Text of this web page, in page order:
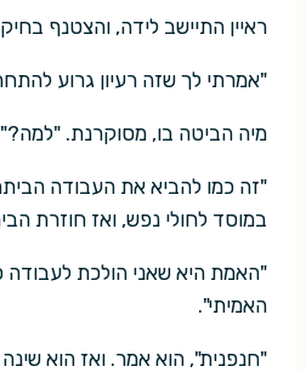
ראיין התיישב לידה, והצטנף
"אמרתי לך שזה רעיון גרוע
מיה הביטה בו, מסוקרנת. "למה?"
"זה כמו להביא את העבודה
במוסד לחולי נפש, ואז חוזרת
"האמת היא שאני הולכת לעבודה
האמיתי".
"חנפנית", הוא אמר. ואז הוא